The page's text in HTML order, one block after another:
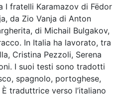
I fratelli Karamazov di Fëdor
da Zio Vanja di Anton
di Michail Bulgakov,
In Italia ha lavorato, tra
Cristina Pezzoli, Serena
I suoi testi sono tradotti
spagnolo, portoghese,
traduttrice verso l’italiano